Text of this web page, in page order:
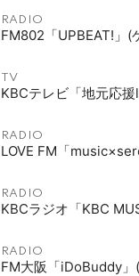
RADIO
FM802「UPBEAT!」(
TV
KBCテレビ「地元応
RADIO
LOVE FM「
RADIO
KBCラジオ「KBC
RADIO
FM大阪「iDoBuddy」